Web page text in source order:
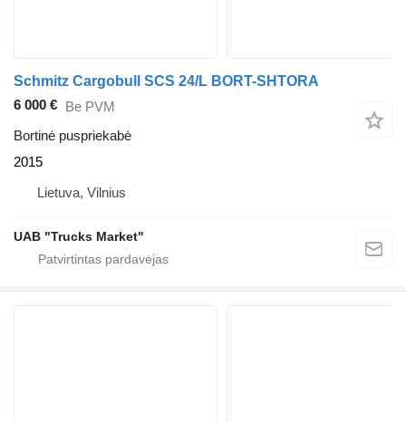
Schmitz Cargobull SCS 24/L BORT-SHTORA
6 000 € Be PVM
Bortinė puspriekabė
2015
Lietuva, Vilnius
UAB "Trucks Market"